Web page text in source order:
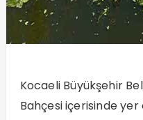
Kocaeli Büyükşehir
Bahçesi içerisinde